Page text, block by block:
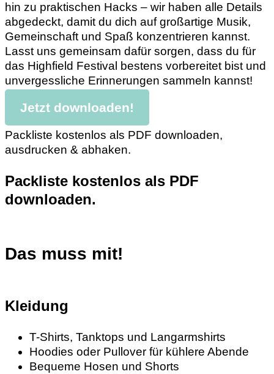
hin zu praktischen Hacks – wir haben alle Details
abgedeckt, damit du dich auf großartige Musik,
Gemeinschaft und Spaß konzentrieren kannst.
Lasst uns gemeinsam dafür sorgen, dass du für
das Highfield Festival bestens vorbereitet bist und
unvergessliche Erinnerungen sammeln kannst!
Jetzt downloaden!
Packliste kostenlos als PDF downloaden,
ausdrucken & abhaken.
Packliste kostenlos als PDF
downloaden.
Das muss mit!
Kleidung
T-Shirts, Tanktops und Langarmshirts
Hoodies oder Pullover für kühlere Abende
Bequeme Hosen und Shorts